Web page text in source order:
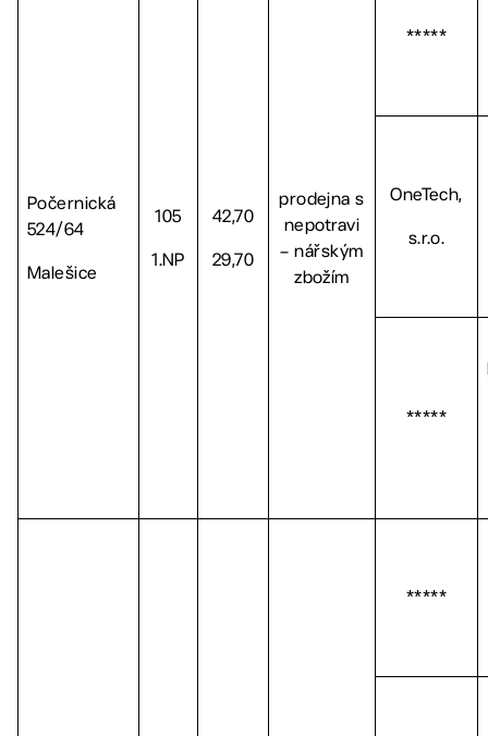
Počernická
524/64
Malešice
105
1.NP
42,70
29,70
prodejna s
nepotravi
– nářským
zbožím
*****
OneTech,
s.r.o.
*****
*****